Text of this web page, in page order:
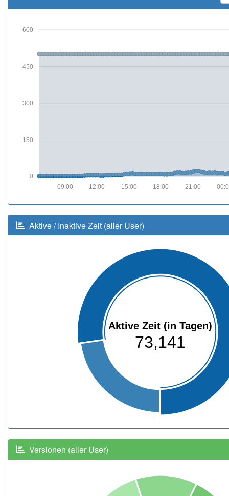
0
150
300
450
600
21:00
18:00
15:00
12:00
09:00
Aktive / Inaktive Zeit (aller User)
Aktive Zeit (in Tagen)
73,141
Versionen (aller User)